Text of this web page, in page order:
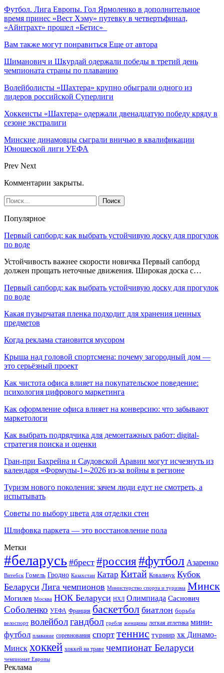
Футбол. Лига Европы. Гол Ярмоленко в дополнительное
время принес «Вест Хэму» путевку в четвертьфинал,
«Айнтрахт» прошел «Бетис»
Вам также могут понравиться Еще от автора
Шиманович и Шкурдай одержали победы в третий день
чемпионата страны по плаванию
Волейболисты «Шахтера» крупно обыграли одного из
лидеров российской Суперлиги
Хоккеисты «Шахтера» одержали двенадцатую победу кряду в
сезоне экстралиги
Минские динамовцы сыграли вничью в квалификации
Юношеской лиги УЕФА
Prev Next
Комментарии закрыты.
Популярное
Первый сапборд: как выбрать устойчивую доску для прогулок
по воде
Устойчивость важнее скорости новичка Первый сапборд
должен прощать неточные движения. Широкая доска с…
Первый сапборд: как выбрать устойчивую доску для прогулок
по воде
Какая пузырчатая пленка подходит для хранения ценных
предметов
Когда реклама становится мусором
Крыша над головой спортсмена: почему загородный дом —
это серьёзный проект
Как чистота офиса влияет на покупательское поведение:
психология цифрового маркетинга
Как оформление офиса влияет на конверсию: что забывают
маркетологи
Как выбрать подрядчика для демонтажных работ: digital-
стратегия поиска и оценки
Гран-при Бахрейна и Саудовской Аравии могут исчезнуть из
календаря «Формулы-1»-2026 из-за войны в регионе
Туризм нового поколения: зачем люди едут не смотреть, а
испытывать
Советы по выбору цвета для отделки стен
Шлифовка паркета — это восстановление пола
Метки
#беларусь #брест #россия#футбол Азаренко
Витебск Гомель Гродно Казахстан Катар Китай Ковальчук Кубок
Беларуси Лига чемпионов Министерство спорта и туризма Минск
Могилев Москва НОК Беларуси НХЛ Олимпиада Саснович
Соболенко УЕФА Франция баскетбол биатлон борьба
велоспорт волейболгандбол гребля женщины легкая атлетика мини-
футбол плавание соревнования спорт теннис турнир хк Динамо-
Минск хоккей хоккей на траве чемпионат Беларуси
чемпионат Европы
Реклама